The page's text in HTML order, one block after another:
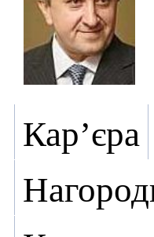
Кар’єра